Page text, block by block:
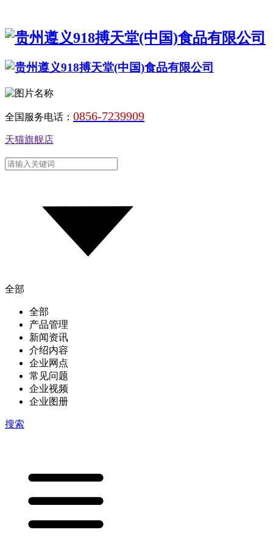
全国服务电话： 0856-7239909
天猫旗舰店
全部
全部
产品管理
新闻资讯
介绍内容
企业网点
常见问题
企业视频
企业图册
搜索